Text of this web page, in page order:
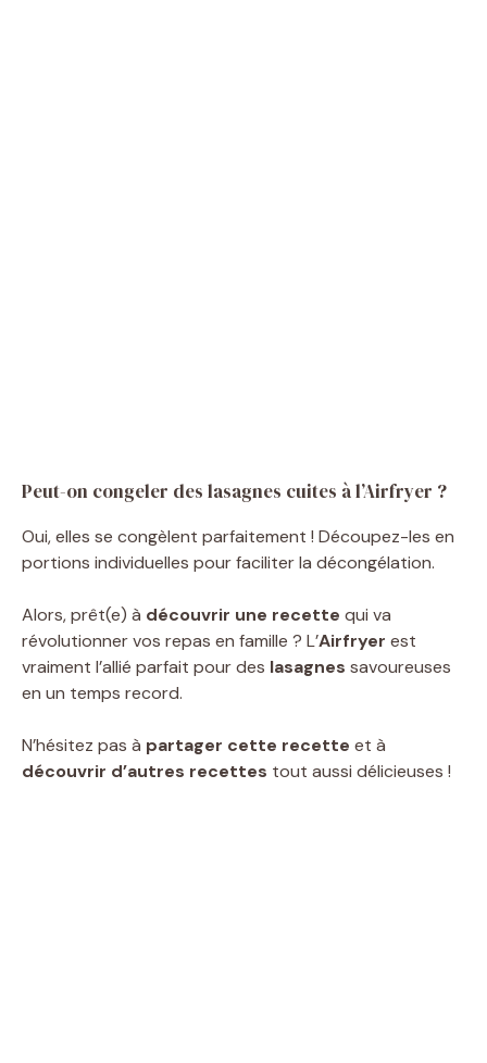
Peut-on congeler des lasagnes cuites à l’Airfryer ?
Oui, elles se congèlent parfaitement ! Découpez-les en
portions individuelles pour faciliter la décongélation.
Alors, prêt(e) à découvrir une recette qui va
révolutionner vos repas en famille ? L’Airfryer est
vraiment l’allié parfait pour des lasagnes savoureuses
en un temps record.
N’hésitez pas à partager cette recette et à
découvrir d’autres recettes tout aussi délicieuses !